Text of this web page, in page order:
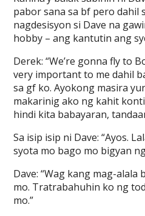
pabor sana sa bf pero dahil
nagdesisyon si Dave na
hobby – ang kantutin ang
Derek: “We’re gonna fly to
very important to me dahil
sa gf ko. Ayokong masira
makarinig ako ng kahit
hindi kita babayaran,
Sa isip isip ni Dave: “Ayos.
syota mo bago mo bigyan
Dave: “Wag kang mag-alala
mo. Tratrabahuhin ko ng
mo.”